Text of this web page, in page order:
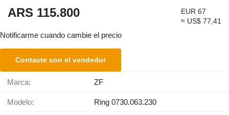
ARS 115.800
EUR 67
≈ US$ 77,41
Notificarme cuando cambie el precio
Contacte con el vendedor
Marca: ZF
Modelo: Ring 0730.063.230